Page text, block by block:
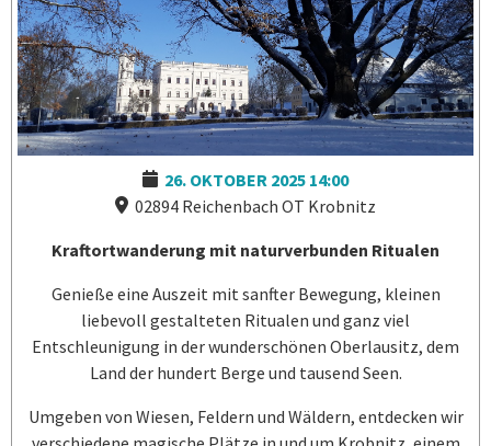
26. OKTOBER 2025 14:00
02894 Reichenbach OT Krobnitz
Kraftortwanderung mit naturverbunden Ritualen
Genieße eine Auszeit mit sanfter Bewegung, kleinen
liebevoll gestalteten Ritualen und ganz viel
Entschleunigung in der wunderschönen Oberlausitz, dem
Land der hundert Berge und tausend Seen.
Umgeben von Wiesen, Feldern und Wäldern, entdecken wir